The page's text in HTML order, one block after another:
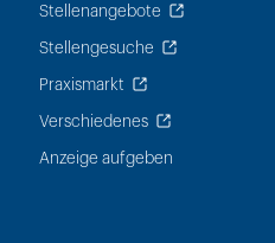
Stellenangebote
Stellengesuche
Praxismarkt
Verschiedenes
Anzeige aufgeben